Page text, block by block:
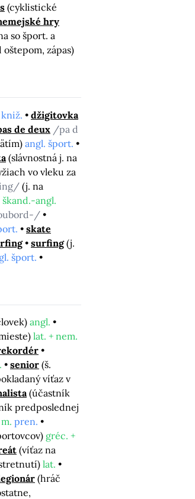
(cyklistické
hry
so šport. a
zápas)
džigitovka
de deux /pa d
angl. šport.
(slávnostná j. na
vo vleku za
(j. na
škand.-angl.
skate
surfing (j.
šport.
angl.
lat. + nem.
senior (š.
víťaz v
(účastník
predposlednej
pren.
gréc. +
(víťaz na
lat.
(hráč